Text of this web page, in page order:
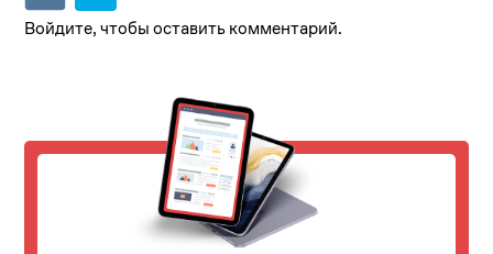
Войдите, чтобы оставить комментарий.